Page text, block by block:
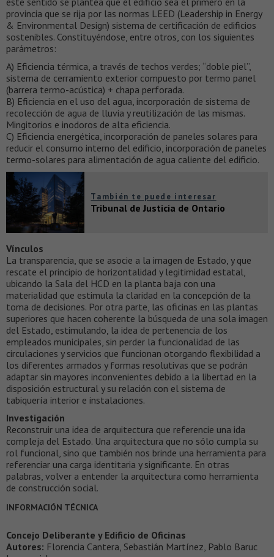
provincia que se rija por las normas LEED (Leadership in Energy
& Environmental Design) sistema de certificación de edificios
sostenibles. Constituyéndose, entre otros, con los siguientes
parámetros:
A) Eficiencia térmica, a través de techos verdes; “doble piel”,
sistema de cerramiento exterior compuesto por termo panel
(barrera termo-acústica) + chapa perforada.
B) Eficiencia en el uso del agua, incorporación de sistema de
recolección de agua de lluvia y reutilización de las mismas.
Mingitorios e inodoros de alta eficiencia.
C) Eficiencia energética, incorporación de paneles solares para
reducir el consumo interno del edificio, incorporación de paneles
termo-solares para alimentación de agua caliente del edificio.
También te puede interesar
Tribunal de Justicia de Ontario
Vínculos
La transparencia, que se asocie a la imagen de Estado, y que
rescate el principio de horizontalidad y legitimidad estatal,
ubicando la Sala del HCD en la planta baja con una
materialidad que estimula la claridad en la concepción de la
toma de decisiones. Por otra parte, las oficinas en las plantas
superiores que hacen coherente la búsqueda de una sola imagen
del Estado, estimulando, la idea de pertenencia de los
empleados municipales, sin perder la funcionalidad de las
circulaciones y servicios que funcionan otorgando flexibilidad a
los diferentes armados y formas resolutivas que se podrán
adaptar sin mayores inconvenientes debido a la libertad en la
disposición estructural y su relación con el sistema de
tabiquería interior e instalaciones.
Investigación
Reconstruir una idea de arquitectura que referencie una ida
compleja del Estado. Una arquitectura que no sólo cumpla su
rol funcional, sino que también nos brinde una herramienta para
referenciar una carga identitaria y significante. En otras
palabras, volver a entender la arquitectura como herramienta
de construcción social.
INFORMACIÓN TÉCNICA
Concejo Deliberante y Edificio de Oficinas
Autores: Florencia Cantera, Sebastián Martínez, Pablo Baruc